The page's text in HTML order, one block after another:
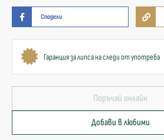
Сподели
Гаранция за липса на следи от употреба
Поръчай онлайн
Добави в любими